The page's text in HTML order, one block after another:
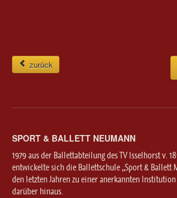
zurück
SPORT & BALLETT NEUMANN
1979 aus der Ballettabteilung des TV Isselhorst v.
entwickelte sich die Ballettschule „Sport & Ballett
den letzten Jahren zu einer anerkannten
darüber hinaus.